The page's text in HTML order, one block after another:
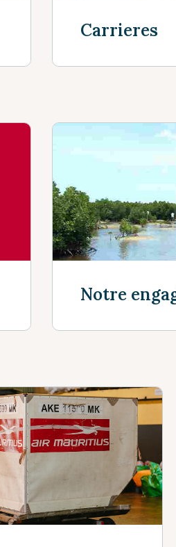
Carrieres
Découvrir
Notre
Découvrir